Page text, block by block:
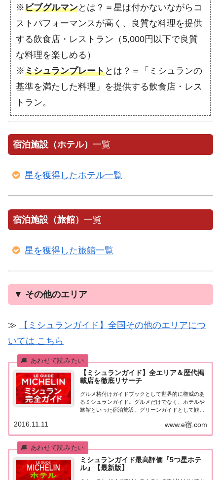
※ビブグルマンとは？＝星は付かないながらコ
ストパフォーマンスが高く、良質な料理を提供
する飲食店・レストラン（5,000円以下で良質
な料理を楽しめる）
※ミシュランプレートとは？＝「ミシュランの
基準を満たした料理」を提供する飲食店・レス
トラン。
宿泊施設（ホテル） 一覧
星を獲得したホテル一覧
宿泊施設（旅館） 一覧
星を獲得した旅館一覧
▼ その他のエリア
≫
【ミシュランガイド】全国その他のエリアにつ
いては こちら
【ミシュランガイド】全エリア＆歴代掲
載店を徹底リサーチ
グルメ格付けガイドブックとして世界的に権威のあ
るミシュランガイド。グルメだけでなく、ホテルや
旅館といった宿泊施設、グリーンガイドとして観光
本版としては、2007年11月20日に「ミシュランガイ
ド東京版2008」が発売されてからエリアを...
www.e宿.com
2016.11.11
ミシュランガイド最高評価『5つ星ホテ
ル』【最新版】